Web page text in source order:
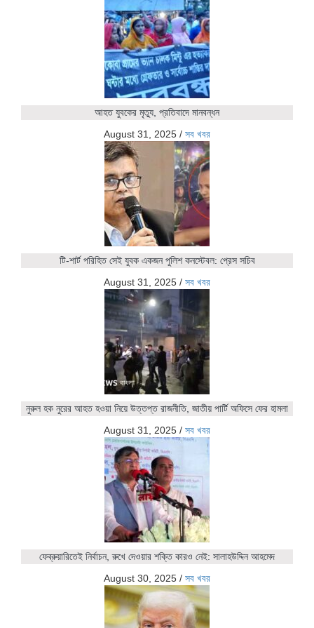
আহত যুবকের মৃত্যু, প্রতিবাদে মানবন্ধন
August 31, 2025 / সব খবর
টি-শার্ট পরিহিত সেই যুবক একজন পুলিশ কনস্টেবল: প্রেস সচিব
August 31, 2025 / সব খবর
নুরুল হক নুরের আহত হওয়া নিয়ে উত্তপ্ত রাজনীতি, জাতীয় পার্টি অফিসে ফের হামলা
August 31, 2025 / সব খবর
ফেব্রুয়ারিতেই নির্বাচন, রুখে দেওয়ার শক্তি কারও নেই: সালাহউদ্দিন আহমেদ
August 30, 2025 / সব খবর